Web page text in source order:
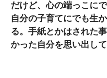
だけど、心の端っこに
自分の子育てにでも生
る。手紙とかはされた
かった自分を思い出し